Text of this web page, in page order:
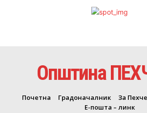
Општина
Почетна Градоначалник За
Е-пошта – линк